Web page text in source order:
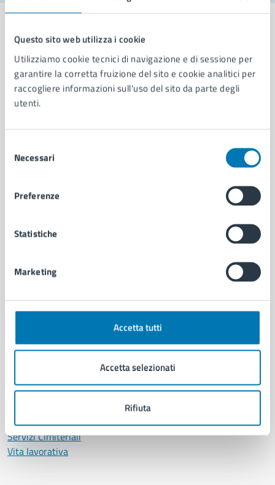
Questo sito web utilizza i cookie
Utilizziamo cookie tecnici di navigazione e di sessione per
garantire la corretta fruizione del sito e cookie analitici per
raccogliere informazioni sull'uso del sito da parte degli
utenti.
delNecessari
Preferenze
Statistiche
Marketing
Accetta tutti
Accetta selezionati
Rifiuta
Comune di Napoli
AMMINISTRAZIONE
Municipalità
Politici
Documenti e dati
Cultura e tempo libero
Documenti e certificati
Giustizia e sicurezza pubblica
Salute, benessere e assistenza
Servizi Cimiteriali
Vita lavorativa